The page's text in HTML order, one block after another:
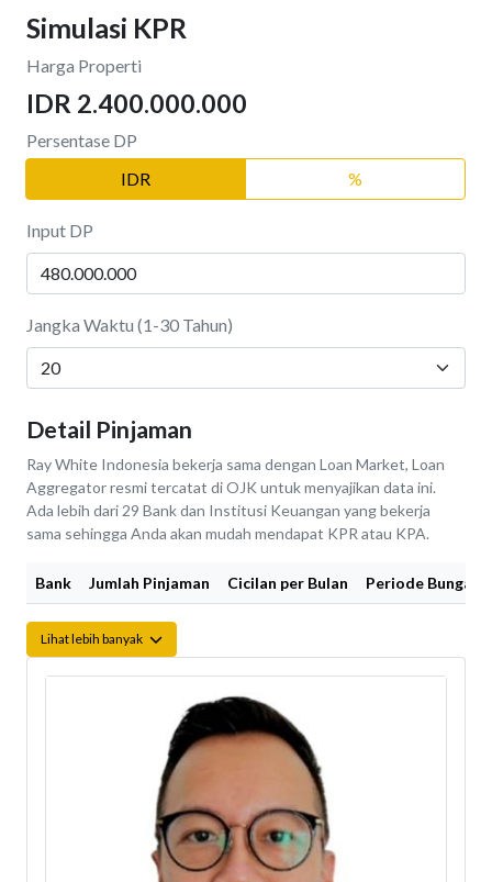
Simulasi KPR
Harga Properti
IDR 2.400.000.000
Persentase DP
IDR
%
Input DP
Jangka Waktu (1-30 Tahun)
Detail Pinjaman
Ray White Indonesia bekerja sama dengan Loan Market, Loan
Aggregator resmi tercatat di OJK untuk menyajikan data ini.
Ada lebih dari 29 Bank dan Institusi Keuangan yang bekerja
sama sehingga Anda akan mudah mendapat KPR atau KPA.
Bank Jumlah Pinjaman Cicilan per Bulan Periode Bunga
Lihat lebih banyak